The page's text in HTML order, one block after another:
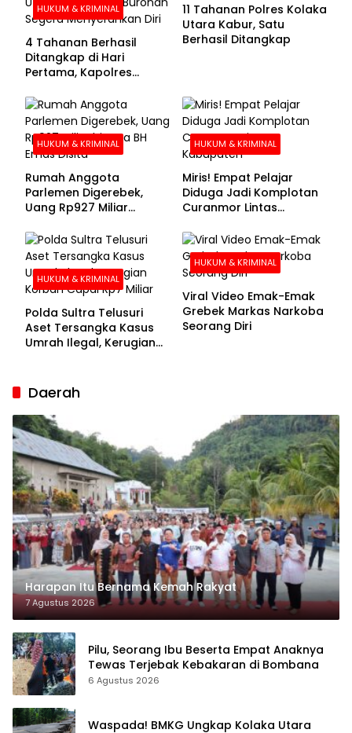
HUKUM & KRIMINAL
4 Tahanan Berhasil
Ditangkap di Hari
Pertama, Kapolres
Buronan Segera
Menyerahkan Diri
11 Tahanan Polres Kolaka
Utara Kabur, Satu
Berhasil Ditangkap
HUKUM & KRIMINAL
Rumah Anggota
Parlemen Digerebek,
Uang Rp927 Miliar
HUKUM & KRIMINAL
Miris! Empat Pelajar
Diduga Jadi Komplotan
Curanmor Lintas
HUKUM & KRIMINAL
Polda Sultra Telusuri
Aset Tersangka Kasus
Umrah Ilegal, Kerugian
HUKUM & KRIMINAL
Viral Video Emak-Emak
Grebek Markas Narkoba
Seorang Diri
Daerah
Harapan Itu Bernama Kemah Rakyat
7 Agustus 2026
Pilu, Seorang Ibu Beserta Empat Anaknya
Tewas Terjebak Kebakaran di Bombana
6 Agustus 2026
Waspada! BMKG Ungkap Kolaka Utara